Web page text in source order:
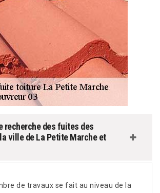
recherche des fuites des
ville de La Petite Marche et
de travaux se fait au niveau de la